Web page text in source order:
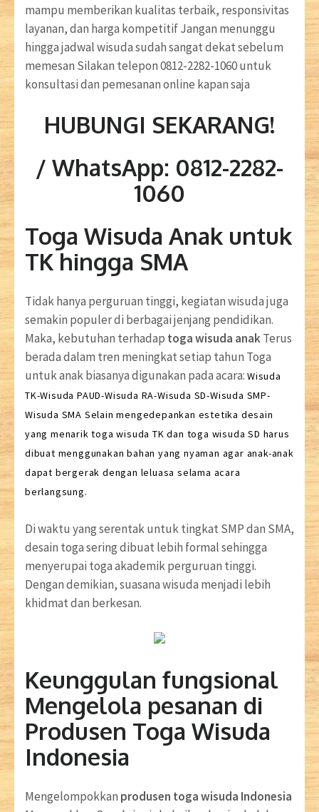
mampu memberikan kualitas terbaik, responsivitas
layanan, dan harga kompetitif Jangan menunggu
hingga jadwal wisuda sudah sangat dekat sebelum
memesan Silakan telepon 0812-2282-1060 untuk
konsultasi dan pemesanan online kapan saja
HUBUNGI SEKARANG!
/ WhatsApp: 0812-2282-
1060
Toga Wisuda Anak untuk
TK hingga SMA
Tidak hanya perguruan tinggi, kegiatan wisuda juga
semakin populer di berbagai jenjang pendidikan.
Maka, kebutuhan terhadap toga wisuda anakTerus
berada dalam tren meningkat setiap tahun Toga
untuk anak biasanya digunakan pada acara: Wisuda
TK-Wisuda PAUD-Wisuda RA-Wisuda SD-Wisuda SMP-
Wisuda SMA Selain mengedepankan estetika desain
yang menariktoga wisuda TK dan toga wisuda SD harus
dibuat menggunakan bahan yang nyaman agar anak-anak
dapat bergerak dengan leluasa selama acara
berlangsung.
Di waktu yang serentak untuk tingkat SMP dan SMA,
desain toga sering dibuat lebih formal sehingga
menyerupai toga akademik perguruan tinggi.
Dengan demikian, suasana wisuda menjadi lebih
khidmat dan berkesan.
Keunggulan fungsional
Mengelola pesanan di
Produsen Toga Wisuda
Indonesia
Mengelompokkan produsen toga wisuda Indonesia